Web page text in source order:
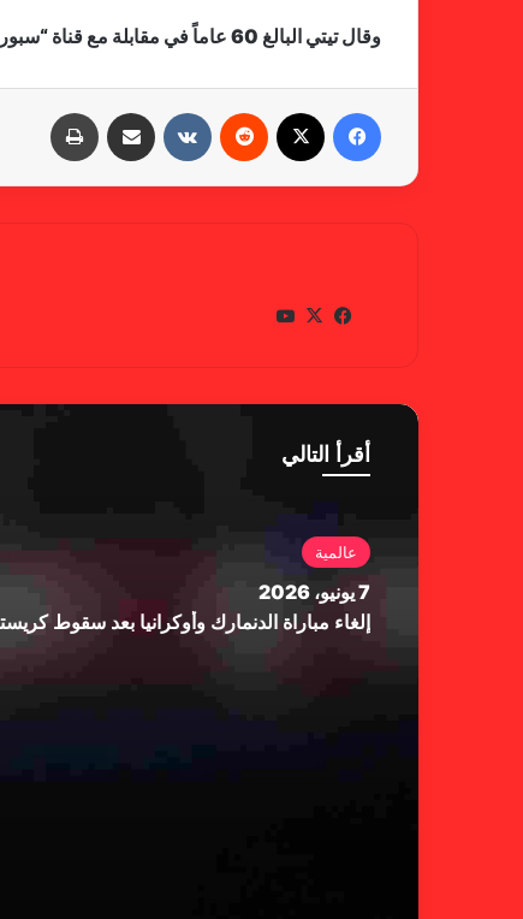
وقال تيتي البالغ 60 عاماً في مقابلة مع قناة “سبورتيفي” البرازيلية: لا أريد أن أكذب، سأبقى حتى نهاية المونديال.
في
وك
X
أقرأ التالي
عالمية
7 يونيو، 2026
إلغاء مباراة الدنمارك وأوكرانيا بعد سقوط